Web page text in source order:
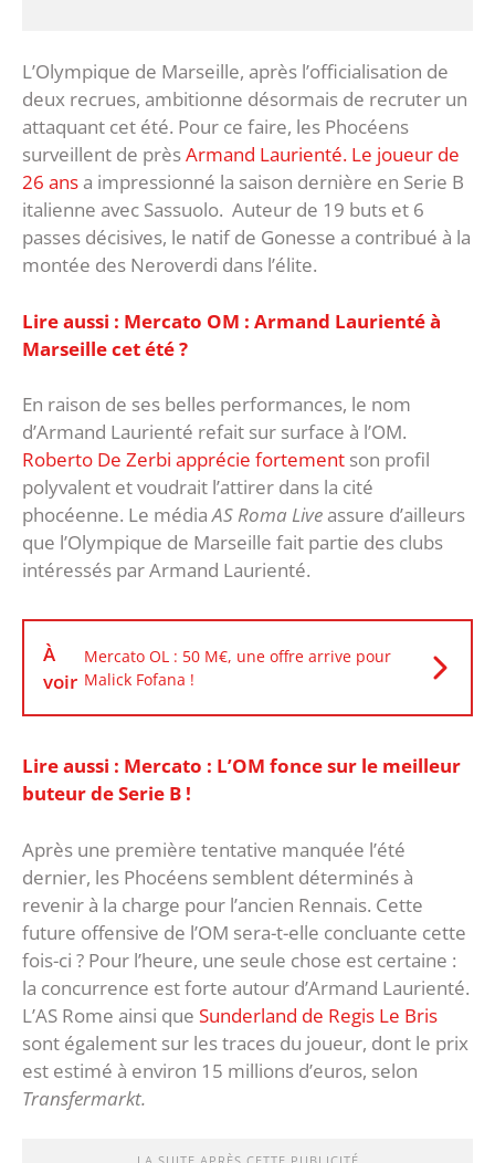
L’Olympique de Marseille, après l’officialisation de
deux recrues, ambitionne désormais de recruter un
attaquant cet été. Pour ce faire, les Phocéens
surveillent de prèsArmand Laurienté. Le joueur de
26 ansa impressionné la saison dernière en Serie B
italienne avec Sassuolo. Auteur de 19 buts et 6
passes décisives, le natif de Gonesse a contribué à la
montée des Neroverdi dans l’élite.
Lire aussi : Mercato OM : Armand Laurienté à
Marseille cet été ?
En raison de ses belles performances, le nom
d’Armand Laurienté refait sur surface à l’OM.
Roberto De Zerbi apprécie fortement son profil
polyvalent et voudrait l’attirer dans la cité
phocéenne. Le médiaAS Roma Liveassure d’ailleurs
que l’Olympique de Marseille fait partie des clubs
intéressés par Armand Laurienté.
À
voir
Mercato OL : 50 M€, une offre arrive pour
Malick Fofana !
Lire aussi : Mercato : L’OM fonce sur le meilleur
buteur de Serie B !
Après une première tentative manquée l’été
dernier, les Phocéens semblent déterminés à
revenir à la charge pour l’ancien Rennais. Cette
future offensive de l’OM sera-t-elle concluante cette
fois-ci ? Pour l’heure, une seule chose est certaine :
la concurrence est forte autour d’Armand Laurienté.
L’AS Rome ainsi que Sunderland de Regis Le Bris
sont également sur les traces du joueur, dont le prix
est estimé à environ 15 millions d’euros, selon
Transfermarkt.